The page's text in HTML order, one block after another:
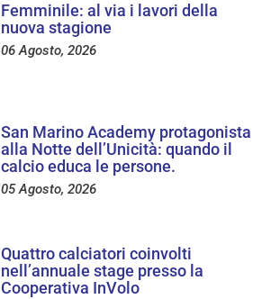
Femminile: al via i lavori della
nuova stagione
06 Agosto, 2026
San Marino Academy protagonista
alla Notte dell’Unicità: quando il
calcio educa le persone.
05 Agosto, 2026
Quattro calciatori coinvolti
nell’annuale stage presso la
Cooperativa InVolo